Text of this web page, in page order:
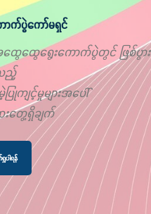
ာက်ပွဲကော်မရှင်
ေထွေရွေးကောက်ပွဲတွင် ဖြစ်ပွား
ည့်
ြုကျင့်မှုများအပေါ်
းတွေ့ရှိချက်
ါရန်